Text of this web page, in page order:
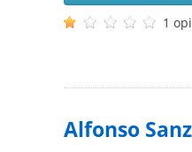
1
Alfonso